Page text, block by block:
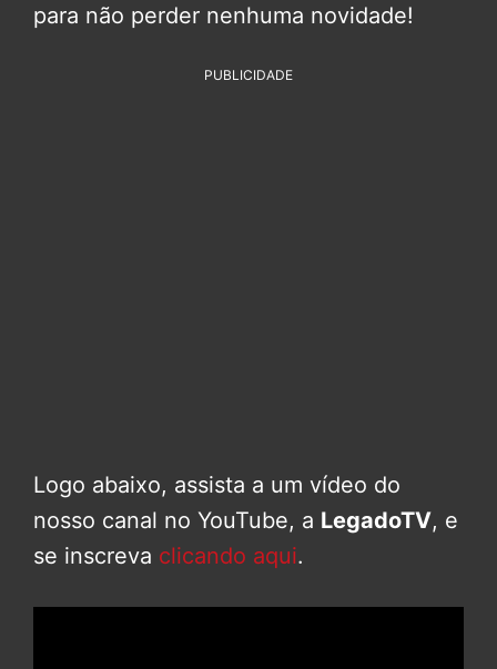
para não perder nenhuma novidade!
PUBLICIDADE
Logo abaixo, assista a um vídeo do
nosso canal no YouTube, a LegadoTV, e
se inscreva clicando aqui.